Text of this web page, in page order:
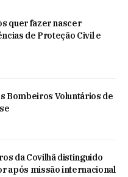
quer fazer nascer
de Proteção Civil e
Bombeiros Voluntários de
da Covilhã distinguido
após missão internacional